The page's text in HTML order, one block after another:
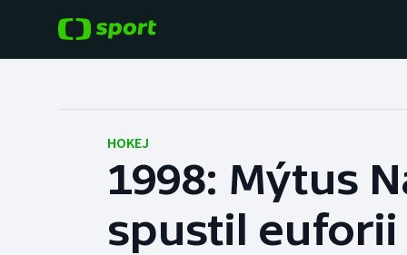
Hokej
Tenis
Baseball a softbal
Basketbal
HOKEJ
1998: Mýtus
spustil